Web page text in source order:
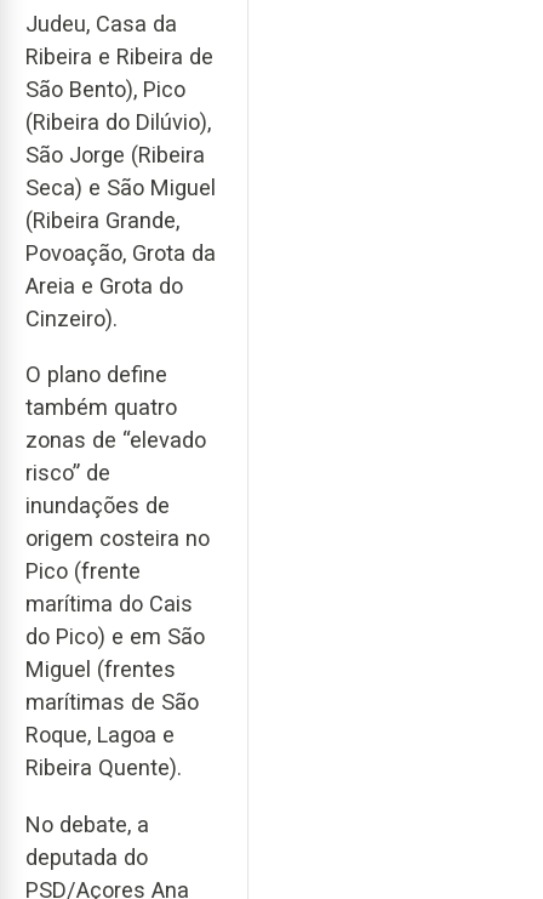
Judeu, Casa da
Ribeira e Ribeira de
São Bento), Pico
(Ribeira do Dilúvio),
São Jorge (Ribeira
Seca) e São Miguel
(Ribeira Grande,
Povoação, Grota da
Areia e Grota do
Cinzeiro).
O plano define
também quatro
zonas de “elevado
risco” de
inundações de
origem costeira no
Pico (frente
marítima do Cais
do Pico) e em São
Miguel (frentes
marítimas de São
Roque, Lagoa e
Ribeira Quente).
No debate, a
deputada do
PSD/Açores Ana